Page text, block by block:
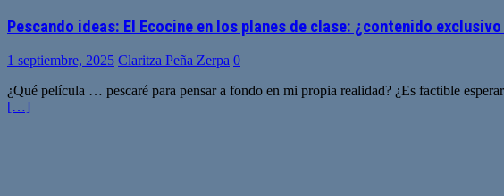
Pescando ideas: El Ecocine en los planes de clase: ¿contenido
1 septiembre, 2025 Claritza Peña Zerpa 0
¿Qué película … pescaré para pensar a fondo en mi propia realidad? ¿Es factible
[…]